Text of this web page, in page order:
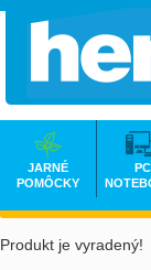
Produkt je vyradený!
JARNÉ
POMÔCKY